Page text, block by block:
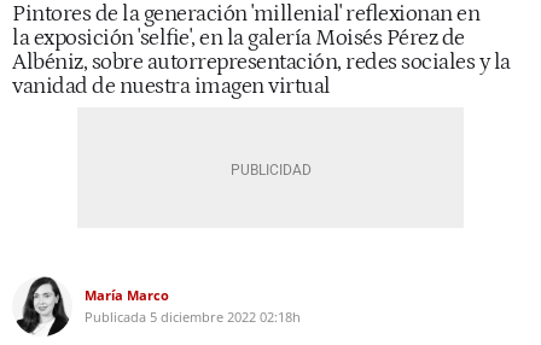
Pintores de la generación 'millenial' reflexionan en
la exposición 'selfie', en la galería Moisés Pérez de
Albéniz, sobre autorrepresentación, redes sociales y la
vanidad de nuestra imagen virtual
María Marco
Publicada 5 diciembre 2022 02:18h